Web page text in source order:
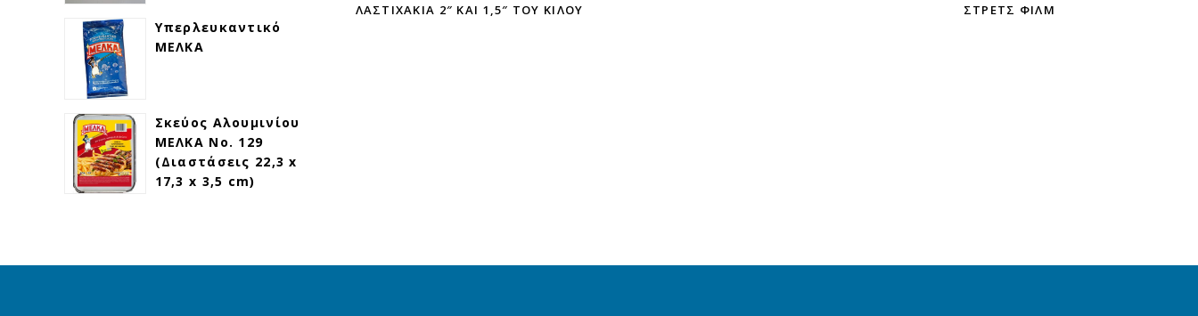
ΛΑΣΤΙΧΆΚΙΑ 2″ ΚΑΙ 1,5″ ΤΟΥ ΚΙΛΟΎ ΣΤΡΕΤΣ ΦΊΛΜ
Υπερλευκαντικό
ΜΕΛΚΑ
Σκεύος Αλουμινίου
ΜΕΛΚΑ Νο. 129
(Διαστάσεις 22,3 x
17,3 x 3,5 cm)